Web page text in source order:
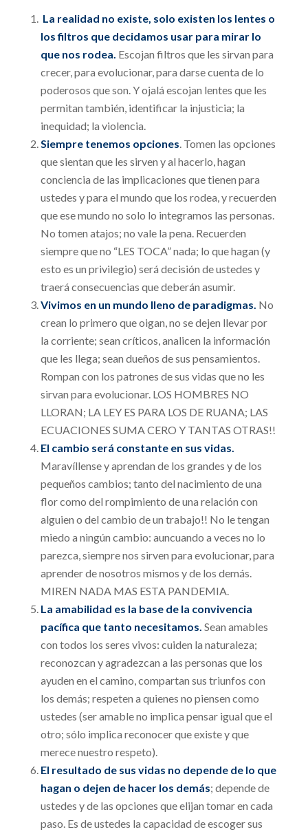
La realidad no existe, solo existen los lentes o
los filtros que decidamos usar para mirar lo
que nos rodea. Escojan filtros que les sirvan para
crecer, para evolucionar, para darse cuenta de lo
poderosos que son. Y ojalá escojan lentes que les
permitan también, identificar la injusticia; la
inequidad; la violencia.
Siempre tenemos opciones. Tomen las opciones
que sientan que les sirven y al hacerlo, hagan
conciencia de las implicaciones que tienen para
ustedes y para el mundo que los rodea, y recuerden
que ese mundo no solo lo integramos las personas.
No tomen atajos; no vale la pena. Recuerden
siempre que no “LES TOCA” nada; lo que hagan (y
esto es un privilegio) será decisión de ustedes y
traerá consecuencias que deberán asumir.
Vivimos en un mundo lleno de paradigmas. No
crean lo primero que oigan, no se dejen llevar por
la corriente; sean críticos, analicen la información
que les llega; sean dueños de sus pensamientos.
Rompan con los patrones de sus vidas que no les
sirvan para evolucionar. LOS HOMBRES NO
LLORAN; LA LEY ES PARA LOS DE RUANA; LAS
ECUACIONES SUMA CERO Y TANTAS OTRAS!!
El cambio será constante en sus vidas.
Maravíllense y aprendan de los grandes y de los
pequeños cambios; tanto del nacimiento de una
flor como del rompimiento de una relación con
alguien o del cambio de un trabajo!! No le tengan
miedo a ningún cambio: auncuando a veces no lo
parezca, siempre nos sirven para evolucionar, para
aprender de nosotros mismos y de los demás.
MIREN NADA MAS ESTA PANDEMIA.
La amabilidad es la base de la convivencia
pacífica que tanto necesitamos. Sean amables
con todos los seres vivos: cuiden la naturaleza;
reconozcan y agradezcan a las personas que los
ayuden en el camino, compartan sus triunfos con
los demás; respeten a quienes no piensen como
ustedes (ser amable no implica pensar igual que el
otro; sólo implica reconocer que existe y que
merece nuestro respeto).
El resultado de sus vidas no depende de lo que
hagan o dejen de hacer los demás; depende de
ustedes y de las opciones que elijan tomar en cada
paso. Es de ustedes la capacidad de escoger sus